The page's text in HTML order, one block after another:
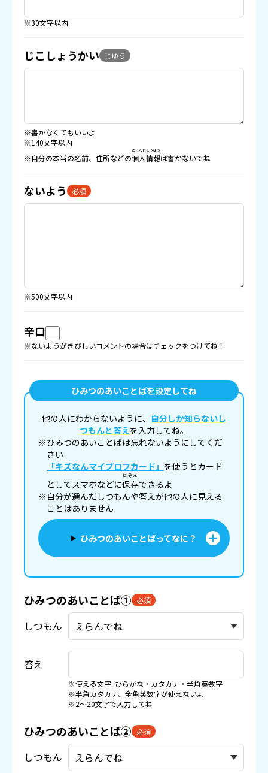
※30文字以内
じこしょうかい じゆう
※書かなくてもいいよ
※140文字以内
※自分の本当の名前、住所などの個人情報
こじんじょうほう
は書かないでね
ないよう 必須
※500文字以内
辛口
※ないようがきびしいコメントの場合はチェックをつけてね！
ひみつのあいことばを設定してね
他の人にわからないように、 自分しか知らないし
つもんと答えを入力してね。
※ひみつのあいことばは忘れないようにしてくだ
さい
「キズなんマイプロフカード」 を使うとカード
としてスマホなどに保存
ほぞん
できるよ
※自分が選んだしつもんや答えが他の人に見える
ことはありません
ひみつのあいことばってなに？
ひみつのあいことば① 必須
しつもん
答え
※使える文字: ひらがな・カタカナ・半角英数字
※半角カタカナ、全角英数字が使えないよ
※2〜20文字で入力してね
ひみつのあいことば② 必須
しつもん